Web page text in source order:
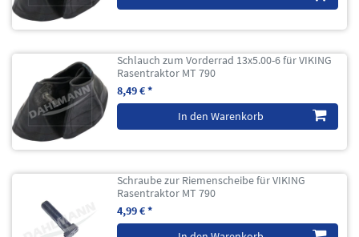
Schlauch zum Vorderrad 13x5.00-6 für VIKING
Rasentraktor MT 790
8,49 € *
In den Warenkorb
Schraube zur Riemenscheibe für VIKING
Rasentraktor MT 790
4,99 € *